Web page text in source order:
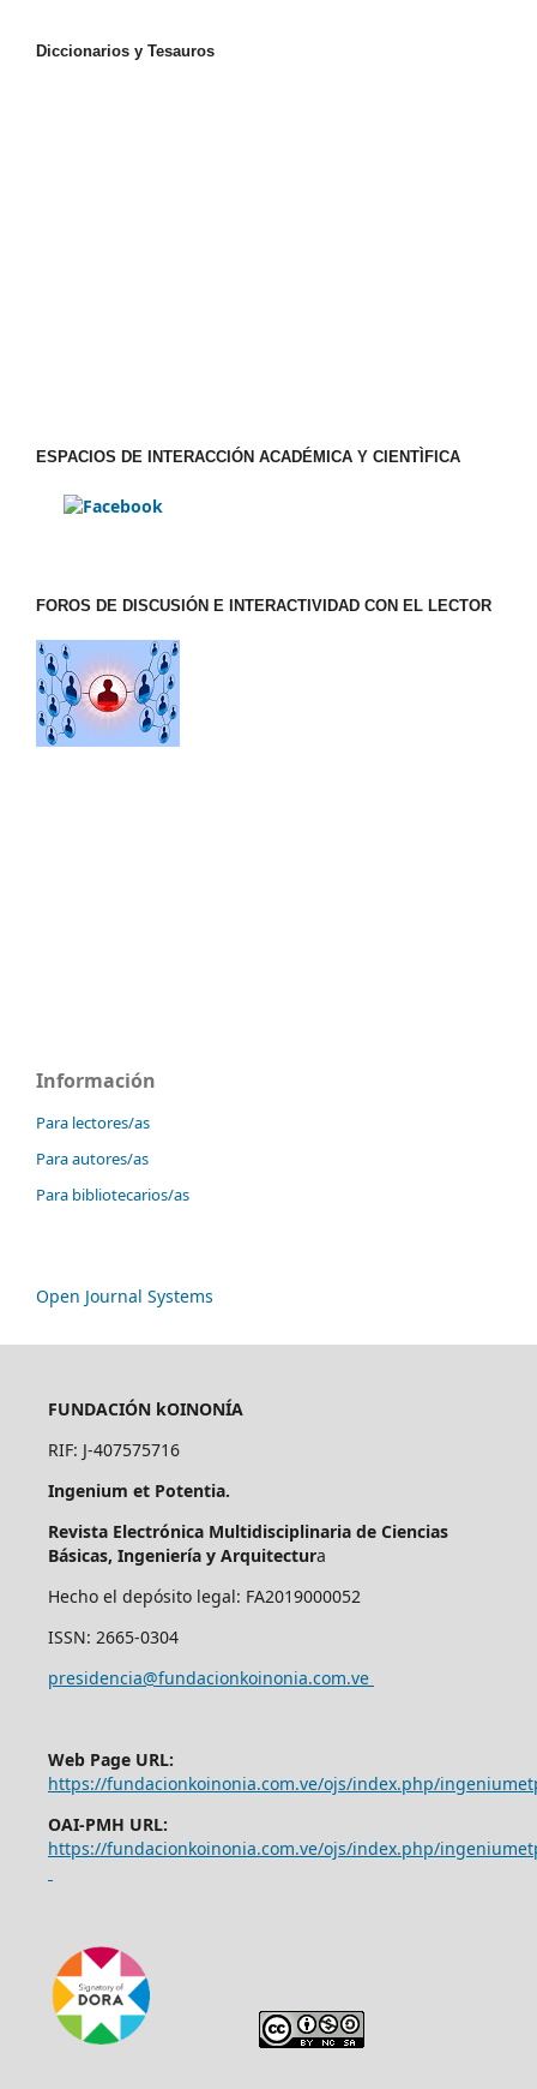
Diccionarios y Tesauros
ESPACIOS DE INTERACCIÓN ACADÉMICA Y CIENTÌFICA
FOROS DE DISCUSIÓN E INTERACTIVIDAD CON EL LECTOR
Información
Para lectores/as
Para autores/as
Para bibliotecarios/as
Open Journal Systems
FUNDACIÓN kOINONÍA
RIF: J-407575716
Ingenium et Potentia.
Revista Electrónica Multidisciplinaria de Ciencias
Básicas, Ingeniería y Arquitectura
Hecho el depósito legal: FA2019000052
ISSN: 2665-0304
presidencia@fundacionkoinonia.com.ve
Web Page URL:
https://fundacionkoinonia.com.ve/ojs/index.php/
OAI-PMH URL:
https://fundacionkoinonia.com.ve/ojs/index.php/